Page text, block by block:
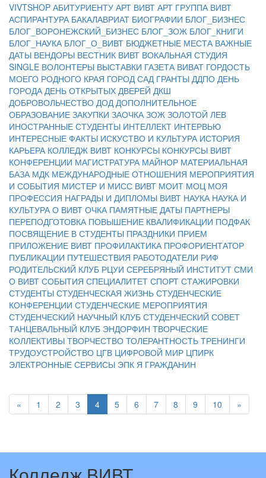
VIVTSHOP АБИТУРИЕНТУ АРТ ВИВТ АРТ ГРУППА ВИВТ
АСПИРАНТУРА БАКАЛАВРИАТ БИОГРАФИИ БЛОГ_БИЗНЕС
БЛОГ_ВОРОНЕЖСКИЙ_БИЗНЕС БЛОГ_ЗОЖ БЛОГ_КНИГИ
БЛОГ_НАУКА БЛОГ_О_ВИВТ БЮДЖЕТНЫЕ МЕСТА ВАЖНЫЕ
ДАТЫ ВЕНДОРЫ ВЕСТНИК ВИВТ ВОКАЛЬНАЯ СТУДИЯ
SINGLE ВОЛОНТЕРЫ ВЫСТАВКИ ГАЗЕТА ВИВАТ ГОРДОСТЬ
МОЕГО РОДНОГО КРАЯ ГОРОД САД ГРАНТЫ ДДПО ДЕНЬ
ГОРОДА ДЕНЬ ОТКРЫТЫХ ДВЕРЕЙ ДКШ
ДОБРОВОЛЬЧЕСТВО ДОД ДОПОЛНИТЕЛЬНОЕ
ОБРАЗОВАНИЕ ЗАКУПКИ ЗАОЧКА ЗОЖ ЗОЛОТОЙ ЛЕВ
ИНОСТРАННЫЕ СТУДЕНТЫ ИНТЕЛЛЕКТ ИНТЕРВЬЮ
ИНТЕРЕСНЫЕ ФАКТЫ ИСКУСТВО И КУЛЬТУРА ИСТОРИЯ
КАРЬЕРА КОЛЛЕДЖ ВИВТ КОНКУРСЫ КОНКУРСЫ ВИВТ
КОНФЕРЕНЦИИ МАГИСТРАТУРА МАЙНОР МАТЕРИАЛЬНАЯ
БАЗА МДК МЕЖДУНАРОДНЫЕ ОТНОШЕНИЯ МЕРОПРИЯТИЯ
И СОБЫТИЯ МИСТЕР И МИСС ВИВТ МОИТ МОЦ МОЯ
ПРОФЕССИЯ НАГРАДЫ И ДИПЛОМЫ ВИВТ НАУКА НАУКА И
КУЛЬТУРА О ВИВТ ОЧКА ПАМЯТНЫЕ ДАТЫ ПАРТНЕРЫ
ПЕРЕПОДГОТОВКА ПОВЫШЕНИЕ КВАЛИФИКАЦИИ ПОДФАК
ПОСВЯЩЕНИЕ В СТУДЕНТЫ ПРАЗДНИКИ ПРИЕМ
ПРИЛОЖЕНИЕ ВИВТ ПРОФИЛАКТИКА ПРОФОРИЕНТАТОР
ПУБЛИКАЦИИ ПУТЕШЕСТВИЯ РАБОТОДАТЕЛИ РИФ
РОДИТЕЛЬСКИЙ КЛУБ РЦУИ СЕРЕБРЯНЫЙ ИНСТИТУТ СМИ
О ВИВТ СОБЫТИЯ СПЕЦИАЛИТЕТ СПОРТ СТАЖИРОВКИ
СТУДЕНТЫ СТУДЕНЧЕСКАЯ ЖИЗНЬ СТУДЕНЧЕСКИЕ
КОНФЕРЕНЦИИ СТУДЕНЧЕСКИЕ МЕРОПРИЯТИЯ
СТУДЕНЧЕСКИЙ НАУЧНЫЙ КЛУБ СТУДЕНЧЕСКИЙ СОВЕТ
ТАНЦЕВАЛЬНЫЙ КЛУБ ЭНДОРФИН ТВОРЧЕСКИЕ
КОЛЛЕКТИВЫ ТВОРЧЕСТВО ТОЛЕРАНТНОСТЬ ТРЕНИНГИ
ТРУДОУСТРОЙСТВО ЦГВ ЦИФРОВОЙ МИР ЦПИРК
ЭЛЕКТРОННЫЕ СЕРВИСЫ ЭПК Я ГРАЖДАНИН
« 1 2 3 4 5 6 7 8 9 10 »